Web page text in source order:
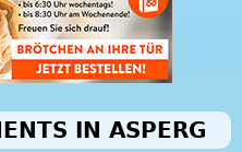
IN ASPERG